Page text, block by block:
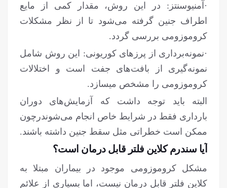
·آمنیوسنتز: در این روش، مقدار کمی از مایع
اطراف جنین گرفته می‌شود تا از نظر مشکلات
کروموزومی بررسی گردد.
·نمونه‌برداری از پرزهای کوریونی: این روش شامل
نمونه‌گیری از بافت‌های جفت است و اختلالات
کروموزومی را مشخص می­سازد.
البته باید توجه داشت که آزمایش‌های دوران
بارداری فقط در شرایط خاص انجام می‌شوندرچون
ممکن است خطراتی مثل سقط جنین داشته باشند.
آیا سندرم کلاین فلتر قابل درمان است؟
مشکل کروموزومی موجود در بیماران مبتلا به
کلاین فلتر قابل درمان نیست، اما بسیاری از علائم